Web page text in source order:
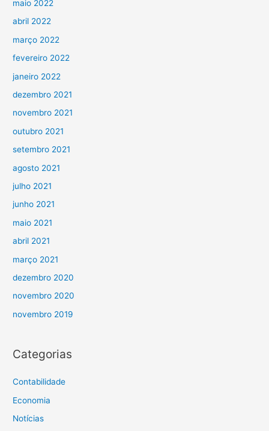
maio 2022
abril 2022
março 2022
fevereiro 2022
janeiro 2022
dezembro 2021
novembro 2021
outubro 2021
setembro 2021
agosto 2021
julho 2021
junho 2021
maio 2021
abril 2021
março 2021
dezembro 2020
novembro 2020
novembro 2019
Categorias
Contabilidade
Economia
Notícias